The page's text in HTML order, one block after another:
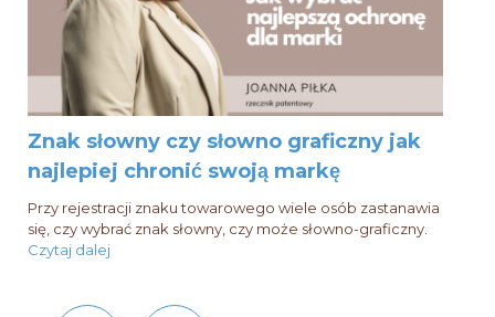
Znak słowny czy słowno graficzny jak
najlepiej chronić swoją markę
Przy rejestracji znaku towarowego wiele osób zastanawia
się, czy wybrać znak słowny, czy może słowno-graficzny.
Czytaj dalej